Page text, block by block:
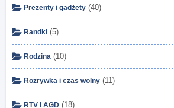
Prezenty i gadżety (40)
Randki (5)
Rodzina (10)
Rozrywka i czas wolny (11)
RTV i AGD (18)